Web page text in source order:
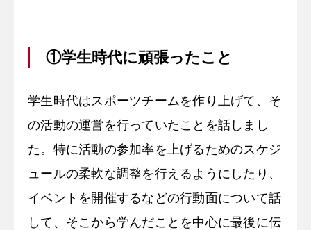
①学生時代に頑張ったこと
学生時代はスポーツチームを作り上げて、そ
の活動の運営を行っていたことを話しまし
た。特に活動の参加率を上げるためのスケジ
ュールの柔軟な調整を行えるようにしたり、
イベントを開催するなどの行動面について話
して、そこから学んだことを中心に最後に伝